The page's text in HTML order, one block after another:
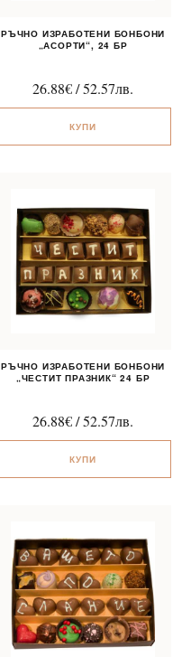
РЪЧНО ИЗРАБОТЕНИ БОНБОНИ
„АСОРТИ“, 24 БР
26.88€/52.57лв.
КУПИ
РЪЧНО ИЗРАБОТЕНИ БОНБОНИ
„ЧЕСТИТ ПРАЗНИК“ 24 БР
26.88€/52.57лв.
КУПИ